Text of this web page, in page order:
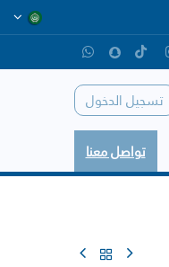
تسجيل الدخول
تواصل معنا